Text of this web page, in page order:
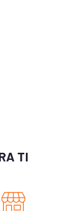
TI